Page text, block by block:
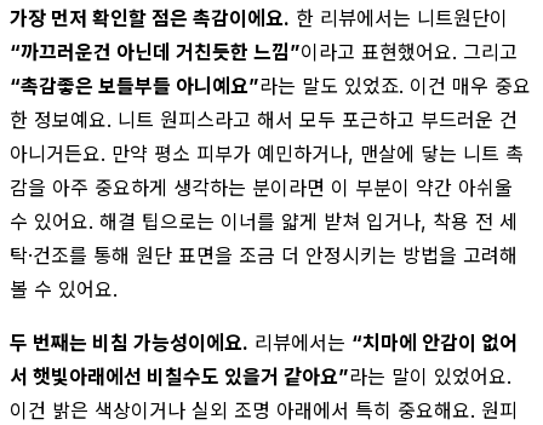
가장 먼저 확인할 점은 촉감이에요. 한 리뷰에서는 니트원단이
“까끄러운건 아닌데 거친듯한 느낌”이라고 표현했어요. 그리고
“촉감좋은 보들부들 아니예요”라는 말도 있었죠. 이건 매우 중요
한 정보예요. 니트 원피스라고 해서 모두 포근하고 부드러운 건
아니거든요. 만약 평소 피부가 예민하거나, 맨살에 닿는 니트 촉
감을 아주 중요하게 생각하는 분이라면 이 부분이 약간 아쉬울
수 있어요. 해결 팁으로는 이너를 얇게 받쳐 입거나, 착용 전 세
탁·건조를 통해 원단 표면을 조금 더 안정시키는 방법을 고려해
볼 수 있어요.
두 번째는 비침 가능성이에요. 리뷰에서는 “치마에 안감이 없어
서 햇빛아래에선 비칠수도 있을거 같아요”라는 말이 있었어요.
이건 밝은 색상이거나 실외 조명 아래에서 특히 중요해요. 원피